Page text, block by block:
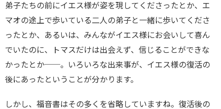
弟子たちの前にイエス様が姿を現してくださったとか、エ
マオの途上で歩いている二人の弟子と一緒に歩いてくださ
ったとか、あるいは、みんながイエス様にお会いして喜ん
でいたのに、トマスだけは出会えず、信じることができな
かったとか──。いろいろな出来事が、イエス様の復活の
後にあったということが分かります。
しかし、福音書はその多くを省略していますね。復活後の